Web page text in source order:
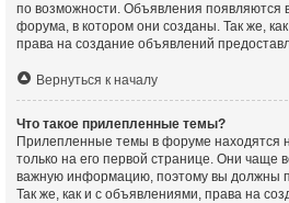
по возможности. Объявления появляются
форума, в котором они созданы. Так же,
права на создание объявлений
Вернуться к началу
Что такое прилепленные темы?
Прилепленные темы в форуме находятся
только на его первой странице. Они чаще
важную информацию, поэтому вы должны
Так же, как и с объявлениями, права на